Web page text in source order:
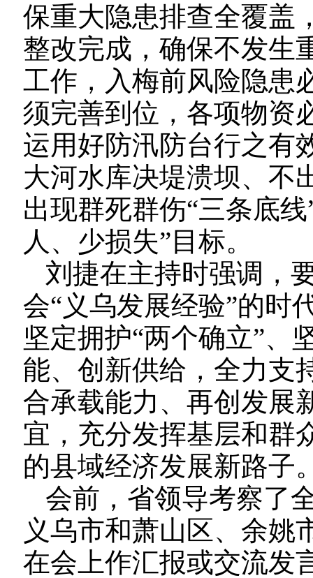
保重大隐患排查全覆盖
整改完成，确保不发生
工作，入梅前风险隐患
须完善到位，各项物资
运用好防汛防台行之有
大河水库决堤溃坝、不
出现群死群伤“三条底
人、少损失”目标。
刘捷在主持时强调，
会“义乌发展经验”的时
坚定拥护“两个确立”、
能、创新供给，全力支
合承载能力、再创发展
宜，充分发挥基层和群
的县域经济发展新路子
会前，省领导考察了
义乌市和萧山区、余姚
在会上作汇报或交流发